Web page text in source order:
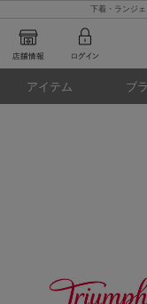
下着・ランジ
アイテム ブ